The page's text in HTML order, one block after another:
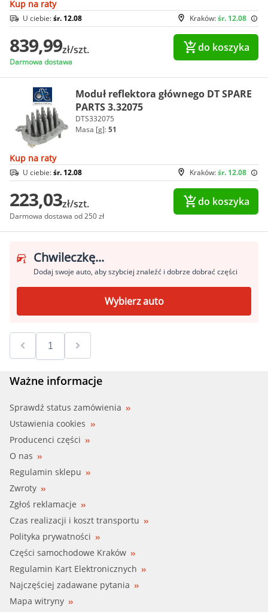
Kup na raty
Kraków:śr. 12.08
U ciebie:śr. 12.08
839,99zł/szt.
Darmowa dostawa
do koszyka
Moduł reflektora głównego DT SPARE
PARTS 3.32075
DTS332075
Masa [g]:51
Kup na raty
Kraków:śr. 12.08
U ciebie:śr. 12.08
223,03zł/szt.
Darmowa dostawa od 250 zł
do koszyka
Chwileczkę...
Dodaj swoje auto, aby szybciej znaleźć i dobrze dobrać części
Wybierz auto
Ważne informacje
Sprawdź status zamówienia
Ustawienia cookies
Producenci części
O nas
Regulamin sklepu
Zwroty
Zgłoś reklamacje
Czas realizacji i koszt transportu
Polityka prywatności
Części samochodowe Kraków
Regulamin Kart Elektronicznych
Najczęściej zadawane pytania
Mapa witryny